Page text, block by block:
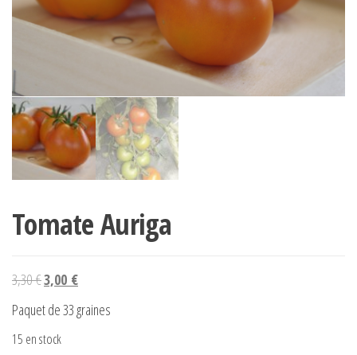
Tomate Auriga
3,30€Le prix initial était : 3,30 €.
3,00 €Le prix actuel est : 3,00 €.
Paquet de 33 graines
15 en stock